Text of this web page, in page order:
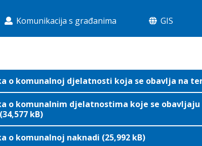
Komunikacija s građanima GIS
o komunalnoj djelatnosti koja se obavlja na
o komunalnim djelatnostima koje se
kB)
o komunalnoj naknadi (25,992 kB)